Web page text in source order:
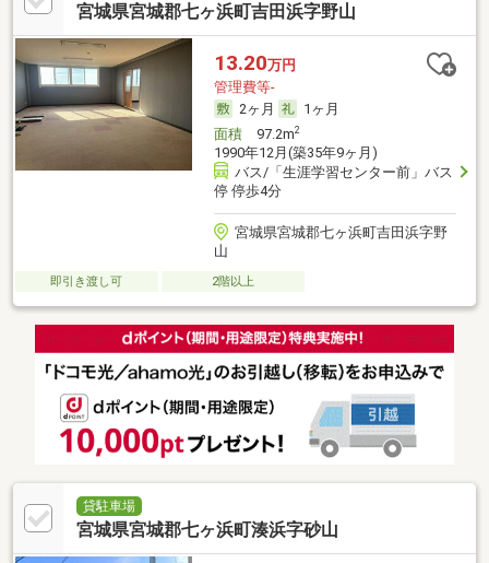
宮城県宮城郡七ヶ浜町吉田浜字野山
13.20万円
管理費等-
2ヶ月
1ヶ月
面積97.2m2
1990年12月(築35年9ヶ月)
バス/「生涯学習センター前」バス
停 停歩4分
宮城県宮城郡七ヶ浜町吉田浜字野
山
即引き渡し可 2階以上
貸駐車場
宮城県宮城郡七ヶ浜町湊浜字砂山